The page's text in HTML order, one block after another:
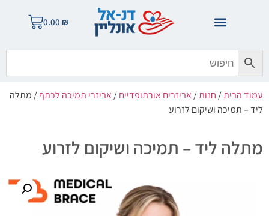
0.00 ₪
עמוד הבית/חנות/אביזרים אורתופדיים/אביזרי תמיכה לכתף/ מתלה
ליד – תמיכה ושיקום לזרוע
מתלה ליד – תמיכה ושיקום לזרוע